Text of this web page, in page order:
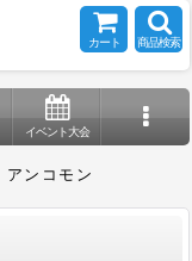
カート 商品検索
イベント大会
アンコモン